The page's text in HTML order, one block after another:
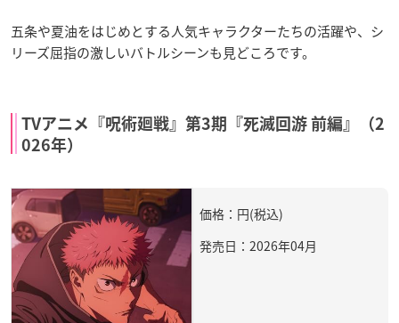
五条や夏油をはじめとする人気キャラクターたちの活躍や、シ
リーズ屈指の激しいバトルシーンも見どころです。
TVアニメ『呪術廻戦』第3期『死滅回游 前編』（2
026年）
価格：円(税込)
発売日：2026年04月